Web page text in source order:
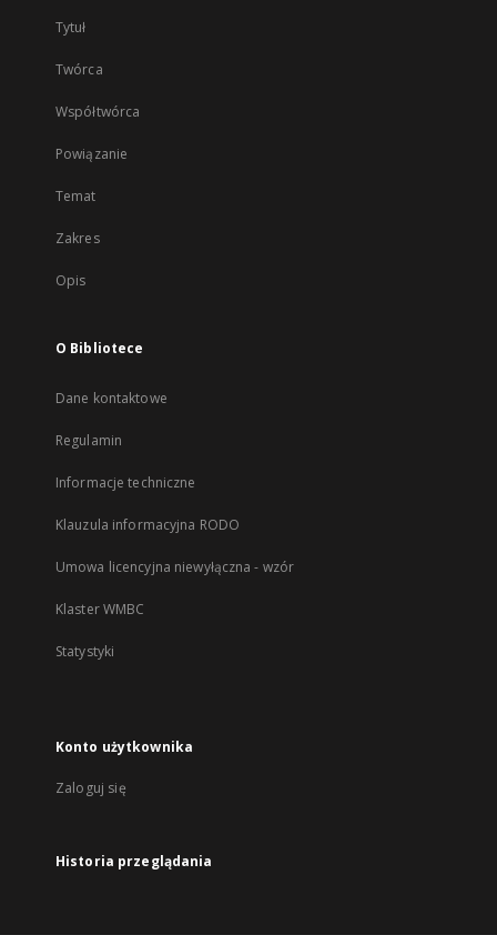
Tytuł
Twórca
Współtwórca
Powiązanie
Temat
Zakres
Opis
O Bibliotece
Dane kontaktowe
Regulamin
Informacje techniczne
Klauzula informacyjna RODO
Umowa licencyjna niewyłączna - wzór
Klaster WMBC
Statystyki
Konto użytkownika
Zaloguj się
Historia przeglądania